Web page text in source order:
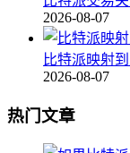
2026-08-07
比特派映射
2026-08-07
热门文章